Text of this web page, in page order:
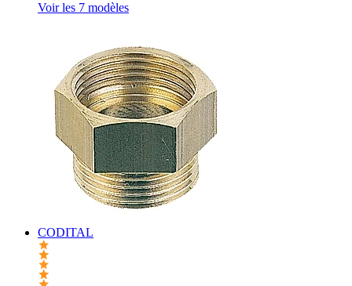
Voir les 7 modèles
CODITAL